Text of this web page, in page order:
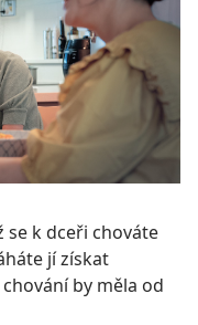
se k dceři chováte
jí získat
by měla od